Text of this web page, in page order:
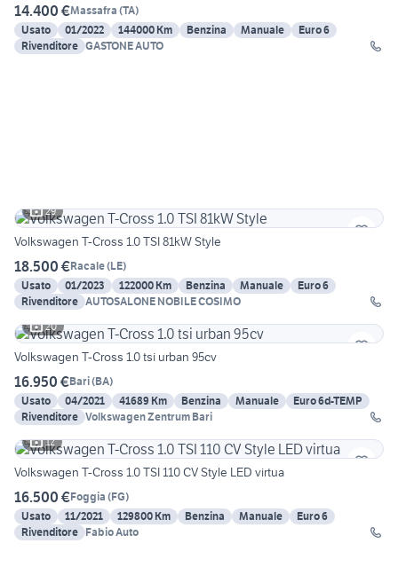
14.400 €Massafra (TA)
Usato
01/2022 144000 Km Benzina Manuale
Euro 6
Rivenditore GASTONE AUTO
29
Volkswagen T-Cross 1.0 TSI 81kW Style
18.500 €Racale(LE)
Usato
01/2023 122000 Km Benzina Manuale
Euro 6
Rivenditore AUTOSALONE NOBILE COSIMO
20
Volkswagen T-Cross 1.0 tsi urban 95cv
16.950 €Bari(BA)
Usato
04/2021 41689 Km Benzina Manuale
Euro 6d-TEMP
Rivenditore Volkswagen Zentrum Bari
12
Volkswagen T-Cross 1.0 TSI 110 CV Style LED virtua
16.500 €Foggia (FG)
Usato
11/2021 129800 Km Benzina Manuale
Euro 6
Rivenditore Fabio Auto